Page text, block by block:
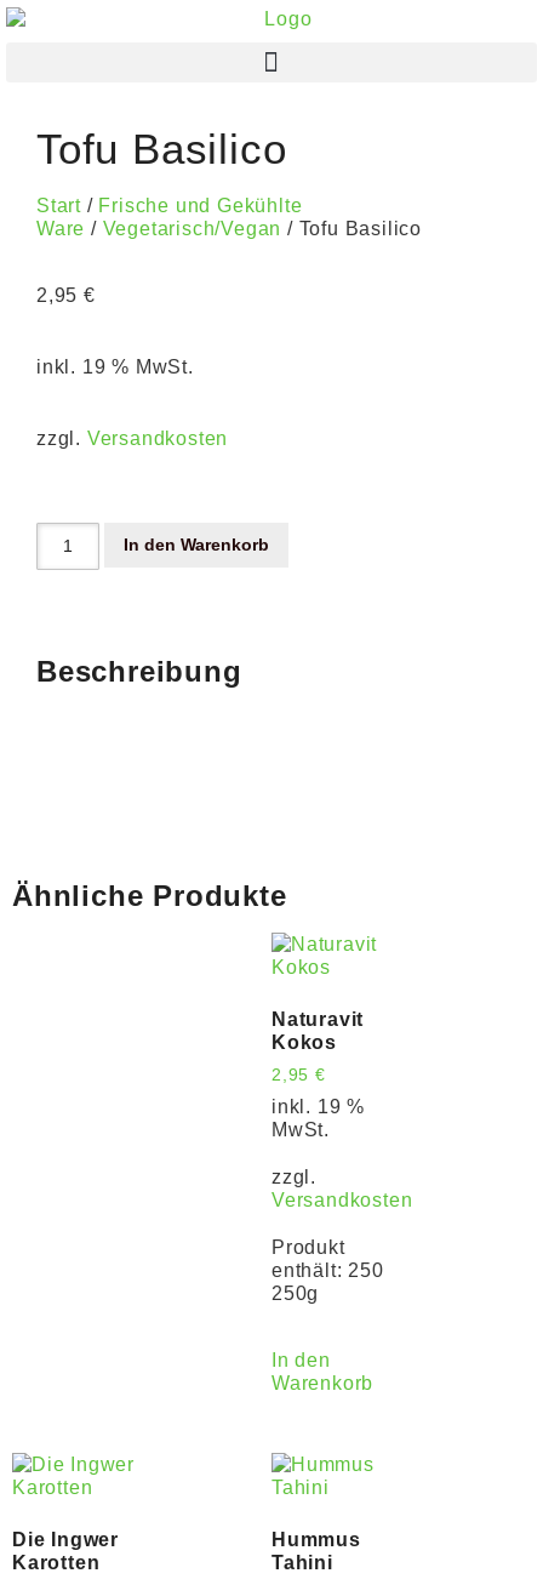
Tofu Basilico
Start / Frische und Gekühlte
Ware / Vegetarisch/Vegan / Tofu Basilico
2,95 €
inkl. 19 % MwSt.
zzgl. Versandkosten
In den Warenkorb
Beschreibung
Ähnliche Produkte
Naturavit
Kokos
2,95 €
inkl. 19 %
MwSt.
zzgl.
Versandkosten
Produkt
enthält: 250
250g
In den
Warenkorb
Die Ingwer
Karotten
Hummus
Tahini